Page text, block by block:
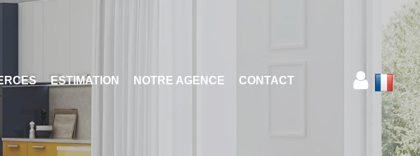
ESTIMATION NOTRE AGENCE CONTACT